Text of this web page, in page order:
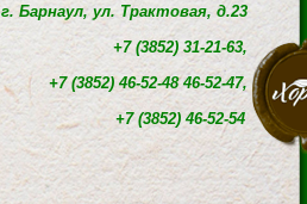
г. Барнаул, ул. Трактовая, д.23
+7 (3852) 31-21-63,
+7 (3852) 46-52-48 46-52-47,
+7 (3852) 46-52-54